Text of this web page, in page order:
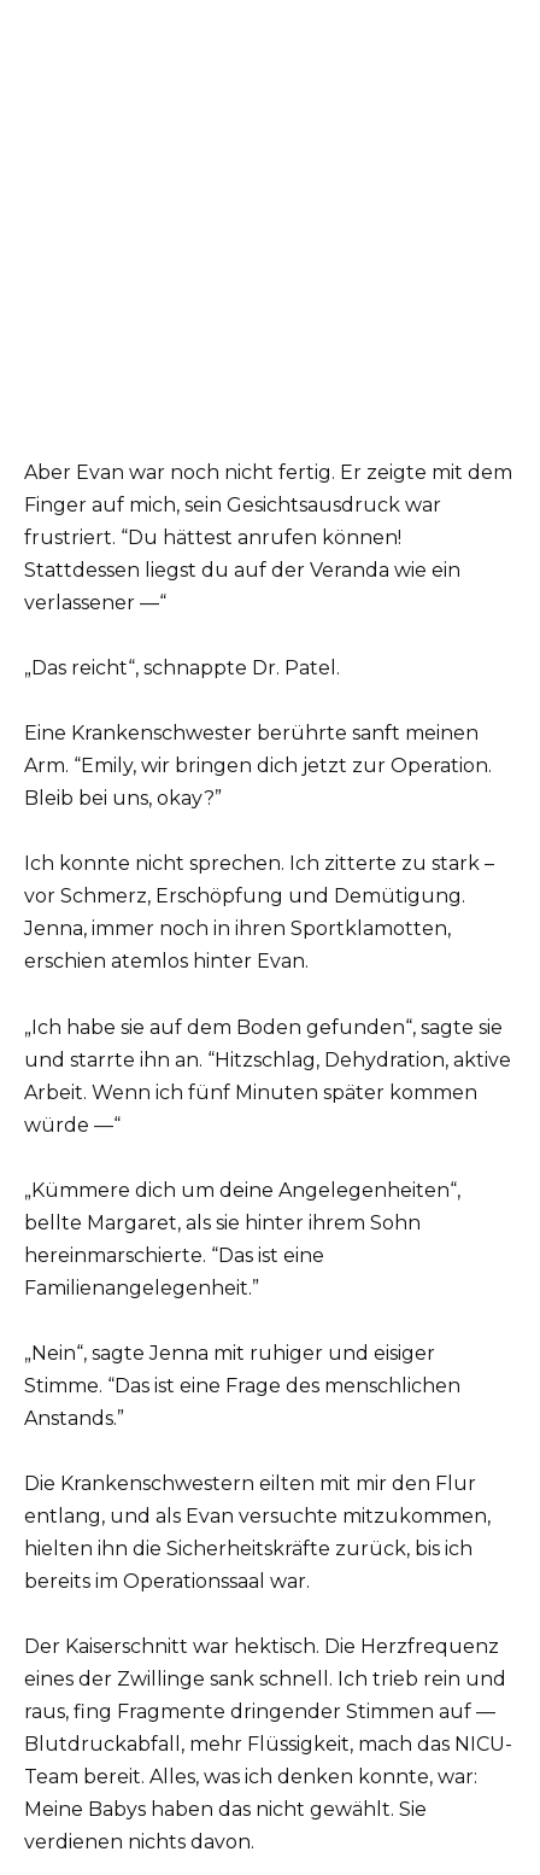
Aber Evan war noch nicht fertig. Er zeigte mit dem
Finger auf mich, sein Gesichtsausdruck war
frustriert. “Du hättest anrufen können!
Stattdessen liegst du auf der Veranda wie ein
verlassener —“
„Das reicht“, schnappte Dr. Patel.
Eine Krankenschwester berührte sanft meinen
Arm. “Emily, wir bringen dich jetzt zur Operation.
Bleib bei uns, okay?”
Ich konnte nicht sprechen. Ich zitterte zu stark –
vor Schmerz, Erschöpfung und Demütigung.
Jenna, immer noch in ihren Sportklamotten,
erschien atemlos hinter Evan.
„Ich habe sie auf dem Boden gefunden“, sagte sie
und starrte ihn an. “Hitzschlag, Dehydration, aktive
Arbeit. Wenn ich fünf Minuten später kommen
würde —“
„Kümmere dich um deine Angelegenheiten“,
bellte Margaret, als sie hinter ihrem Sohn
hereinmarschierte. “Das ist eine
Familienangelegenheit.”
„Nein“, sagte Jenna mit ruhiger und eisiger
Stimme. “Das ist eine Frage des menschlichen
Anstands.”
Die Krankenschwestern eilten mit mir den Flur
entlang, und als Evan versuchte mitzukommen,
hielten ihn die Sicherheitskräfte zurück, bis ich
bereits im Operationssaal war.
Der Kaiserschnitt war hektisch. Die Herzfrequenz
eines der Zwillinge sank schnell. Ich trieb rein und
raus, fing Fragmente dringender Stimmen auf —
Blutdruckabfall, mehr Flüssigkeit, mach das NICU-
Team bereit. Alles, was ich denken konnte, war:
Meine Babys haben das nicht gewählt. Sie
verdienen nichts davon.